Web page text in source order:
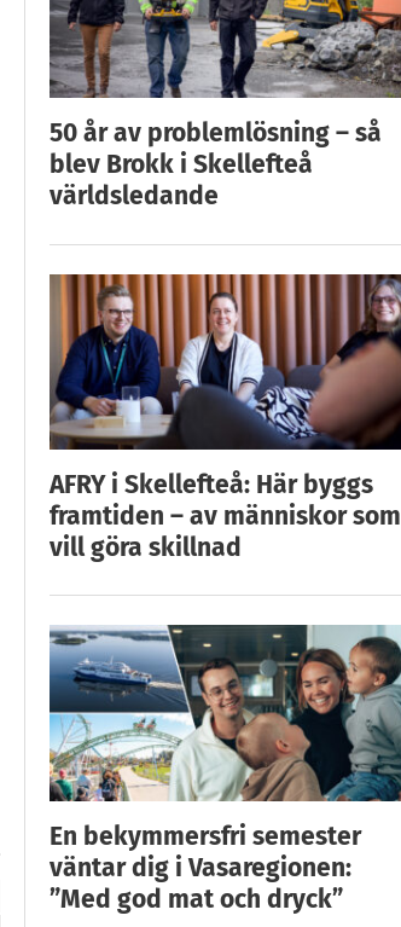
50 år av problemlösning – så
blev Brokk i Skellefteå
världsledande
AFRY i Skellefteå: Här byggs
framtiden – av människor som
vill göra skillnad
En bekymmersfri semester
väntar dig i Vasaregionen:
”Med god mat och dryck”